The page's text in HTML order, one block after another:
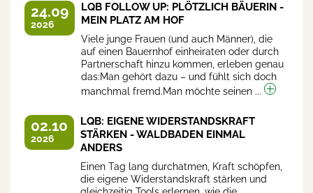
24.09
2026
LQB FOLLOW UP: PLÖTZLICH BÄUERIN -
MEIN PLATZ AM HOF
Viele junge Frauen (und auch Männer), die
auf einen Bauernhof einheiraten oder durch
Partnerschaft hinzu kommen, erleben genau
das:Man gehört dazu – und fühlt sich doch
manchmal fremd.Man möchte seinen ...
02.10
2026
LQB: EIGENE WIDERSTANDSKRAFT
STÄRKEN - WALDBADEN EINMAL
ANDERS
Einen Tag lang durchatmen, Kraft schöpfen,
die eigene Widerstandskraft stärken und